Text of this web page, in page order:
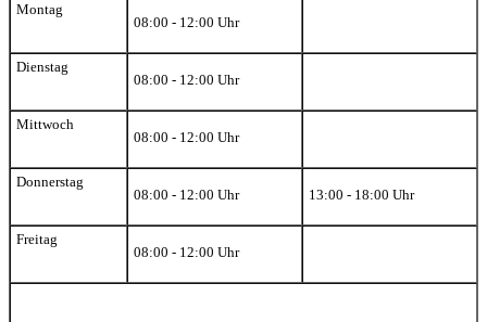
Montag
08:00 - 12:00 Uhr
Dienstag
08:00 - 12:00 Uhr
Mittwoch
08:00 - 12:00 Uhr
Donnerstag
08:00 - 12:00 Uhr
13:00 - 18:00 Uhr
Freitag
08:00 - 12:00 Uhr